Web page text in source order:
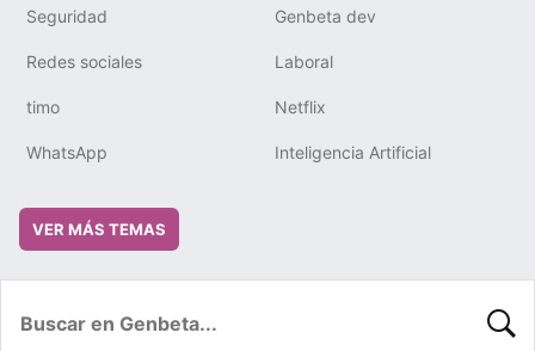
Seguridad Genbeta dev
Redes sociales Laboral
timo Netflix
WhatsApp Inteligencia Artificial
VER MÁS TEMAS